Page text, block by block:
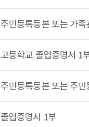
주민등록등본 또는 가
고등학교 졸업증명서 1
주민등록등본 또는 주
졸업증명서 1부